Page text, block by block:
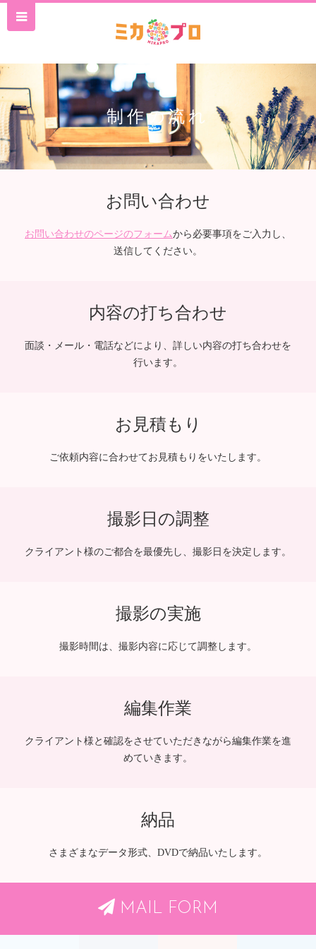
映像制作・
制作の流れ
お問い合わせ
お問い合わせのページのフォームから必要事項をご入力し、
送信してください。
内容の打ち合わせ
面談・メール・電話などにより、詳しい内容の打ち合わせを
行います。
お見積もり
ご依頼内容に合わせてお見積もりをいたします。
撮影日の調整
クライアント様のご都合を最優先し、撮影日を決定します。
撮影の実施
撮影時間は、撮影内容に応じて調整します。
編集作業
クライアント様と確認をさせていただきながら編集作業を進
めていきます。
納品
さまざまなデータ形式、DVDで納品いたします。
MAIL FORM